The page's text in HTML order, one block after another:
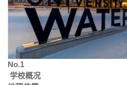
No.1
学校概况